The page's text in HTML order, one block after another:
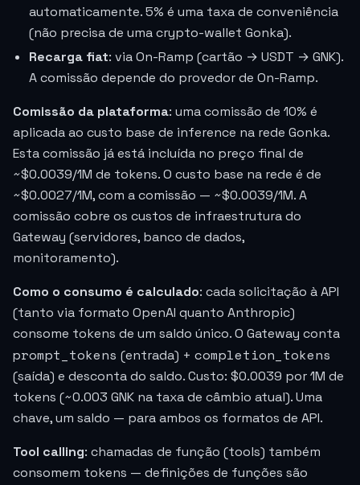
automaticamente. 5% é uma taxa de conveniência
(não precisa de uma crypto-wallet Gonka).
Recarga fiat: via On-Ramp (cartão → USDT → GNK).
A comissão depende do provedor de On-Ramp.
Comissão da plataforma: uma comissão de 10% é
aplicada ao custo base de inference na rede Gonka.
Esta comissão já está incluída no preço final de
~$0.0039/1M de tokens. O custo base na rede é de
~$0.0027/1M, com a comissão — ~$0.0039/1M. A
comissão cobre os custos de infraestrutura do
Gateway (servidores, banco de dados,
monitoramento).
Como o consumo é calculado: cada solicitação à API
(tanto via formato OpenAI quanto Anthropic)
consome tokens de um saldo único. O Gateway conta
prompt_tokens (entrada) + completion_tokens
(saída) e desconta do saldo. Custo: $0.0039 por 1M de
tokens (~0.003 GNK na taxa de câmbio atual). Uma
chave, um saldo — para ambos os formatos de API.
Tool calling: chamadas de função (tools) também
consomem tokens — definições de funções são